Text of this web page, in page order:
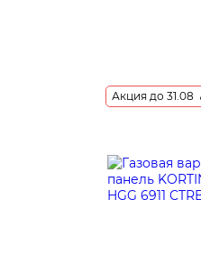
Акция до 31.08